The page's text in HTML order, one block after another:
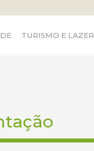
TURISMO E LAZER